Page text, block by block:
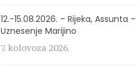
12.-15.08.2026. – Rijeka, Assunta –
Uznesenje Marijino
7. kolovoza 2026.